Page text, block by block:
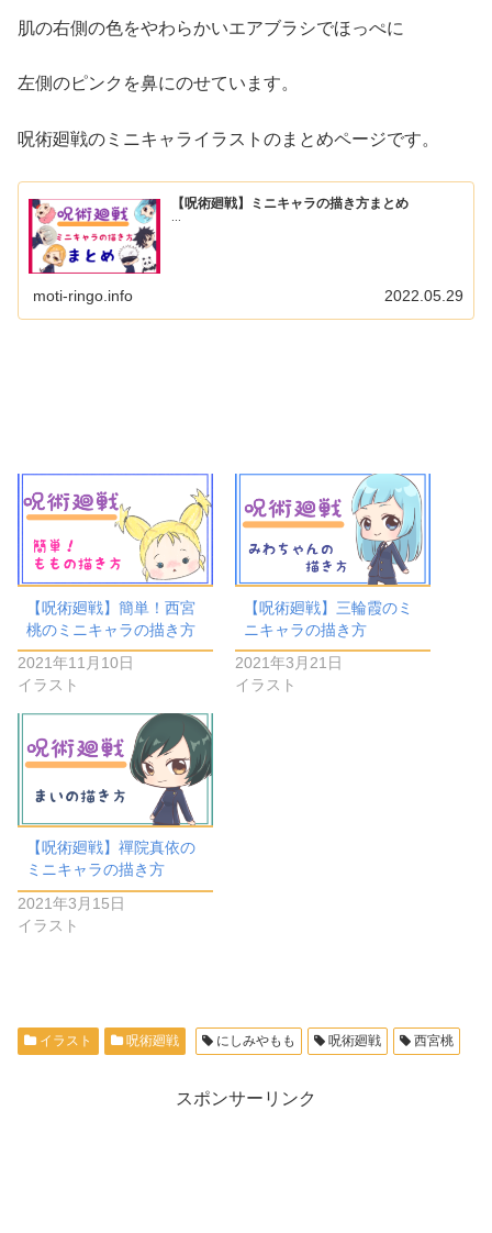
肌の右側の色をやわらかいエアブラシでほっぺに
左側のピンクを鼻にのせています。
呪術廻戦のミニキャライラストのまとめページです。
【呪術廻戦】ミニキャラの描き方まとめ
...
moti-ringo.info 2022.05.29
【呪術廻戦】簡単！西宮
桃のミニキャラの描き方
2021年11月10日
イラスト
【呪術廻戦】三輪霞のミ
ニキャラの描き方
2021年3月21日
イラスト
【呪術廻戦】禪院真依の
ミニキャラの描き方
2021年3月15日
イラスト
イラスト 呪術廻戦 にしみやもも 呪術廻戦 西宮桃
スポンサーリンク